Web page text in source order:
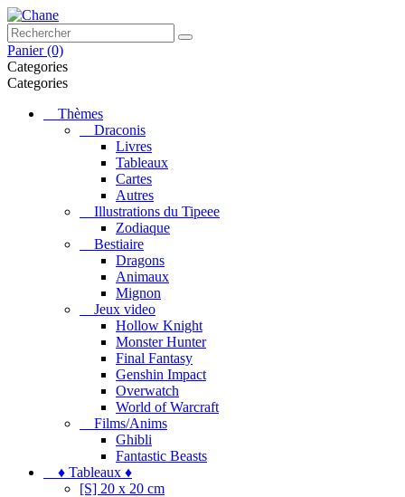
Panier (0)
Categories
Categories
Thèmes
Draconis
Livres
Tableaux
Cartes
Autres
Illustrations du Tipeee
Zodiaque
Bestiaire
Dragons
Animaux
Mignon
Jeux video
Hollow Knight
Monster Hunter
Final Fantasy
Genshin Impact
Overwatch
World of Warcraft
Films/Anims
Ghibli
Fantastic Beasts
♦ Tableaux ♦
[S] 20 x 20 cm